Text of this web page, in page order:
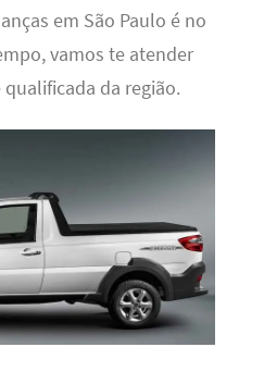
em São Paulo é no
vamos te atender
da região.